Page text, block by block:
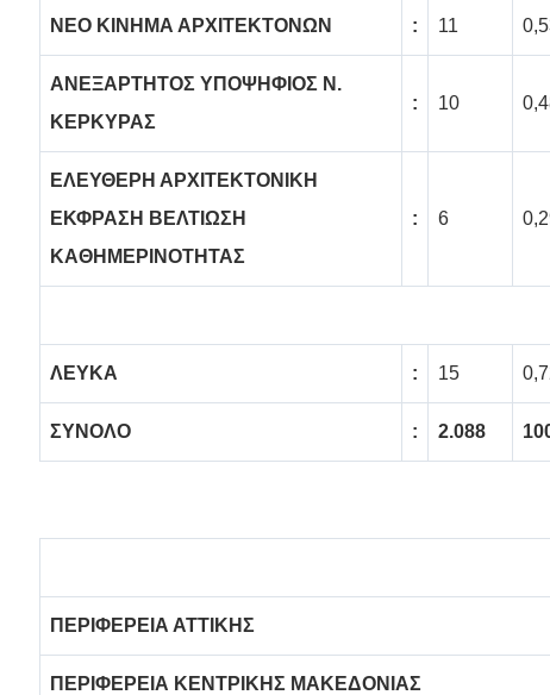
ΝΕΟ ΚΙΝΗΜΑ ΑΡΧΙΤΕΚΤΟΝΩΝ : 11
ΑΝΕΞΑΡΤΗΤΟΣ ΥΠΟΨΗΦΙΟΣ Ν.
ΚΕΡΚΥΡΑΣ
: 10
ΕΛΕΥΘΕΡΗ ΑΡΧΙΤΕΚΤΟΝΙΚΗ
ΕΚΦΡΑΣΗ ΒΕΛΤΙΩΣΗ
ΚΑΘΗΜΕΡΙΝΟΤΗΤΑΣ
: 6
ΛΕΥΚΑ : 15
ΣΥΝΟΛΟ : 2.088
ΠΕΡΙΦΕΡΕΙΑ ΑΤΤΙΚΗΣ
ΠΕΡΙΦΕΡΕΙΑ ΚΕΝΤΡΙΚΗΣ ΜΑΚΕΔΟΝΙΑΣ